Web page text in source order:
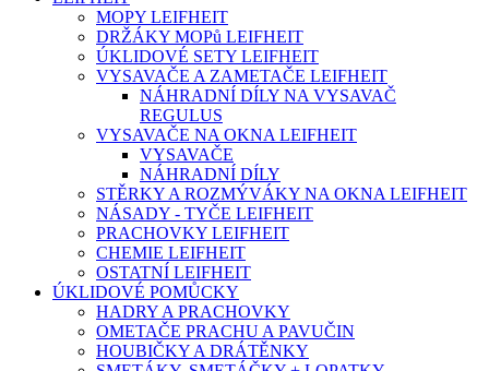
MOPY LEIFHEIT
DRŽÁKY MOPů LEIFHEIT
ÚKLIDOVÉ SETY LEIFHEIT
VYSAVAČE A ZAMETAČE LEIFHEIT
NÁHRADNÍ DÍLY NA VYSAVAČ
REGULUS
VYSAVAČE NA OKNA LEIFHEIT
VYSAVAČE
NÁHRADNÍ DÍLY
STĚRKY A ROZMÝVÁKY NA OKNA LEIFHEIT
NÁSADY - TYČE LEIFHEIT
PRACHOVKY LEIFHEIT
CHEMIE LEIFHEIT
OSTATNÍ LEIFHEIT
ÚKLIDOVÉ POMŮCKY
HADRY A PRACHOVKY
OMETAČE PRACHU A PAVUČIN
HOUBIČKY A DRÁTĚNKY